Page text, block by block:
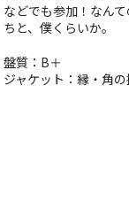
などでも参加！なん
ちと、僕くらいか。
盤質：B＋
ジャケット：縁・角